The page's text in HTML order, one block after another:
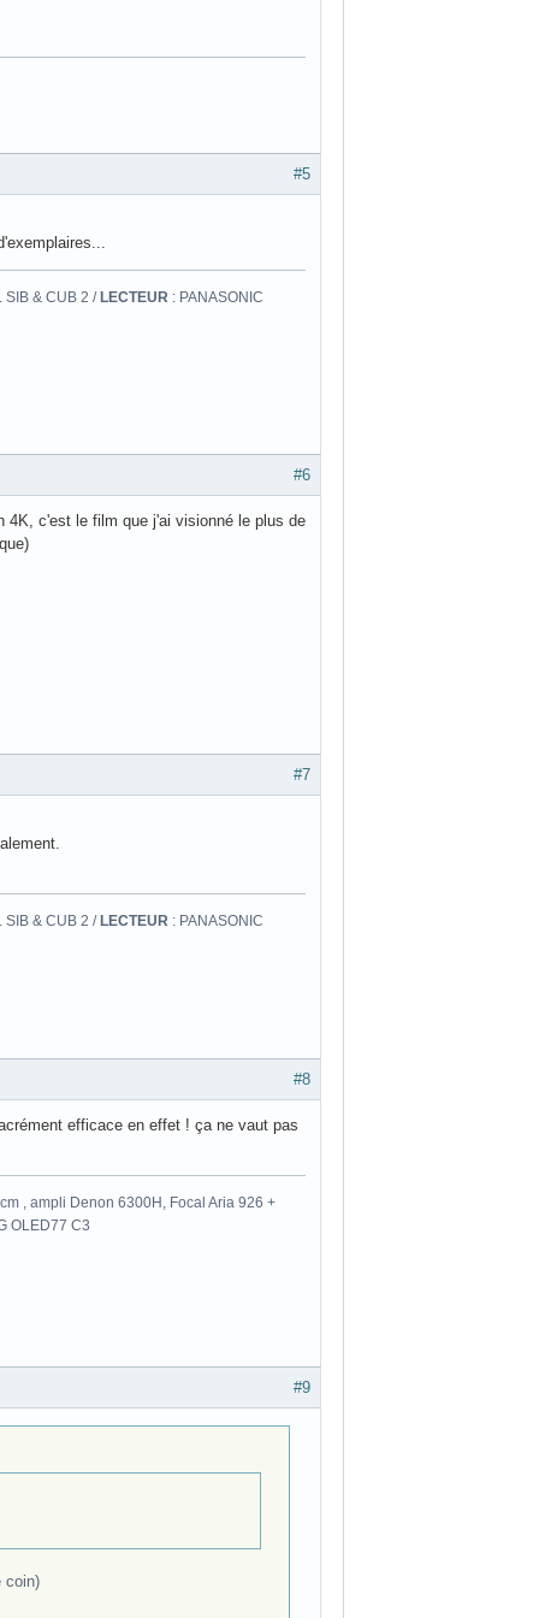
#5
SIB & CUB 2 / LECTEUR : PANASONIC
#6
c'est le film que j'ai visionné le plus de
#7
SIB & CUB 2 / LECTEUR : PANASONIC
#8
efficace en effet ! ça ne vaut pas
, ampli Denon 6300H, Focal Aria 926 +
OLED77 C3
#9
coin)